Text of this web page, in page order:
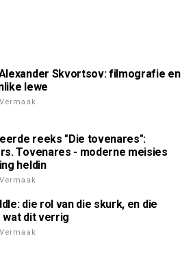
Skvortsov: filmografie en
lewe
reeks "Die tovenares":
Tovenares - moderne meisies
heldin
die rol van die skurk, en die
wat dit verrig